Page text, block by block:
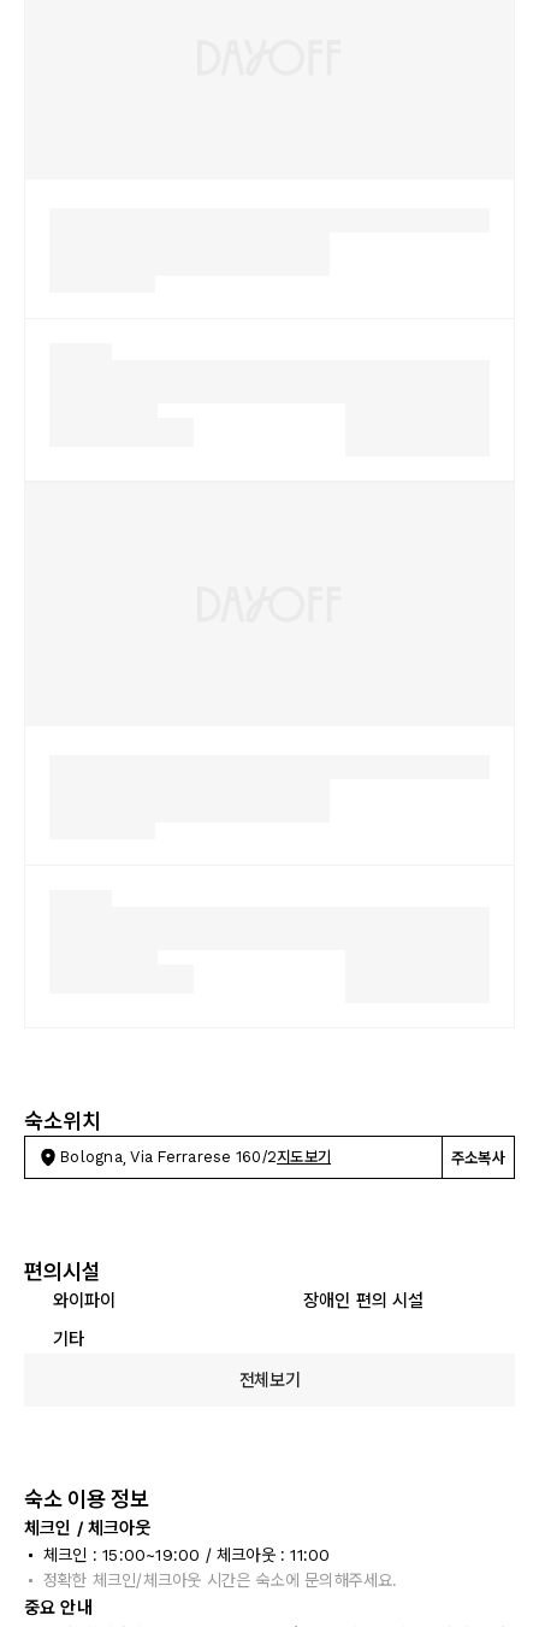
숙소위치
Bologna, Via Ferrarese 160/2지도보기 주소복사
편의시설
와이파이
장애인 편의 시설
기타
전체보기
숙소 이용 정보
체크인 / 체크아웃
체크인 : 15:00~19:00 / 체크아웃 : 11:00
정확한 체크인/체크아웃 시간은 숙소에 문의해주세요.
중요 안내